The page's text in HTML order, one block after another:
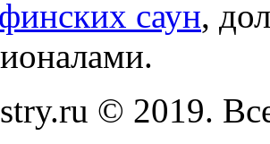
саун,
© 2019.